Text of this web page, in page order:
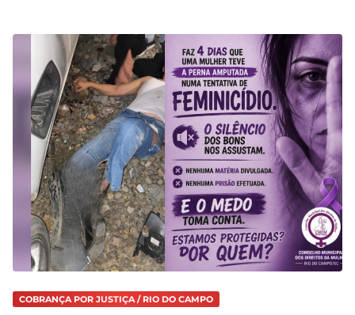
COBRANÇA POR JUSTIÇA / RIO DO CAMPO